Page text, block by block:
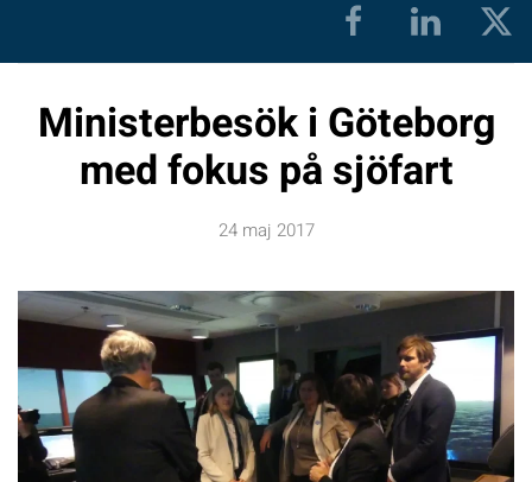
Ministerbesök i Göteborg
med fokus på sjöfart
24 maj 2017